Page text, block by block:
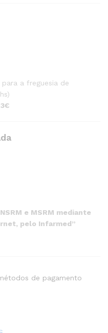
a freguesia de
e MSRM mediante
pelo Infarmed”
de pagamento